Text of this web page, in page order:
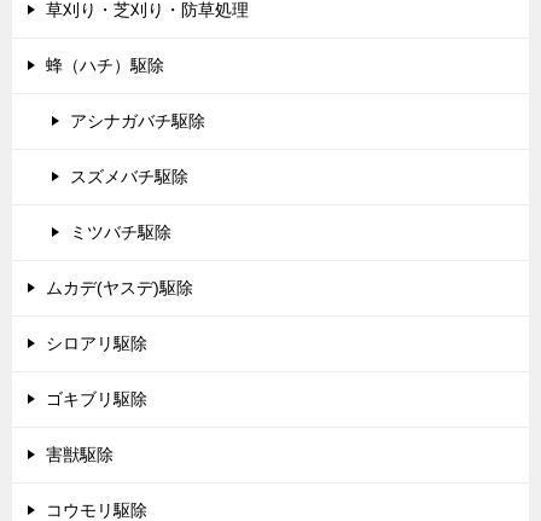
草刈り・芝刈り・防草処理
蜂（ハチ）駆除
アシナガバチ駆除
スズメバチ駆除
ミツバチ駆除
ムカデ(ヤスデ)駆除
シロアリ駆除
ゴキブリ駆除
害獣駆除
コウモリ駆除